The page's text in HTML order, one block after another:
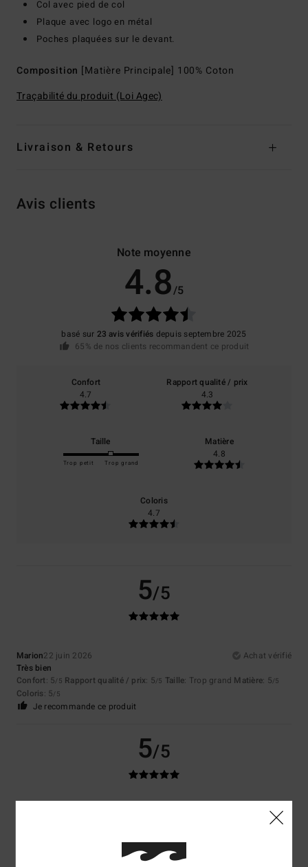
Col avec pied de col
Plaque avec logo en métal
Poches plaquées sur le devant.
Composition [Matière Principale] 100% Coton
Traçabilité du produit (Loi Agec)
Livraison & Retours
Avis clients
Note moyenne
4.8/5
basé sur 23 avis vérifiés depuis septembre 2025
65% de nos clients recommandent ce produit
Confort
4.7
Rapport qualité / prix
4.3
Taille
Trop petit Trop grand
Matière
4.8
Coloris
4.7
5/5
Marion22 juin 2026
Achat vérifié
Très bien
Confort: 5/5 Rapport qualité / prix: 5/5 Taille: Trop grand Matière: 5/5
Coloris: 5/5
Je recommande ce produit
5/5
Achat vérifié
original,très bonne qualité. Que j'ai du mal à trouvé pour la qualité et le
Rapport qualité / prix: 5 /5 Taille